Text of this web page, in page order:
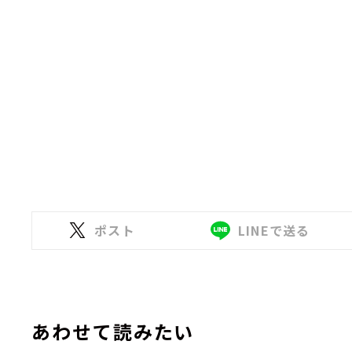
ポスト LINEで送る
あわせて読みたい